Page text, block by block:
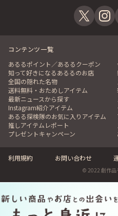
コンテンツ一覧
あるるポイント／あるるクーポン
知って好きになるあるるのお店
全国の隠れた名物
送料無料・おためしアイテム
最新ニュースから探す
Instagram紹介アイテム
あるる探検隊のお気に入りアイテム
推しアイテムレポート
プレゼントキャンペーン
利用規約 お問い合わせ
© 2022 創作品